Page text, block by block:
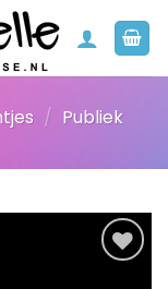
/ Publiek